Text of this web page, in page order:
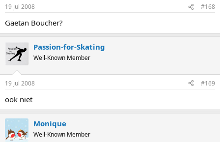
19 jul 2008 #168
Gaetan Boucher?
Passion-for-Skating
Well-Known Member
19 jul 2008 #169
ook niet
Monique
Well-Known Member